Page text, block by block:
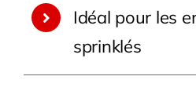
Idéal pour les
sprinklés